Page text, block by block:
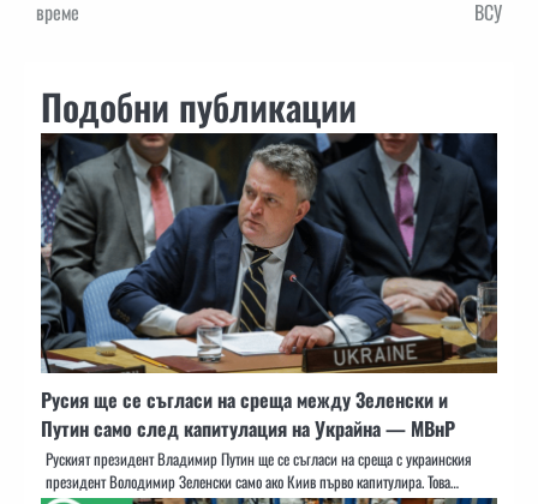
време
ВСУ
Подобни публикации
Русия ще се съгласи на среща между Зеленски и
Путин само след капитулация на Украйна — МВнР
Руският президент Владимир Путин ще се съгласи на среща с украинския
президент Володимир Зеленски само ако Киив първо капитулира. Това…